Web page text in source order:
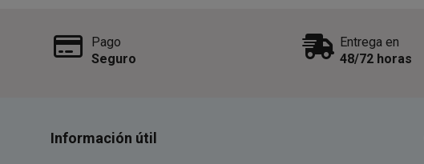
Pago
Seguro
Entrega en
48/72 horas
Información útil